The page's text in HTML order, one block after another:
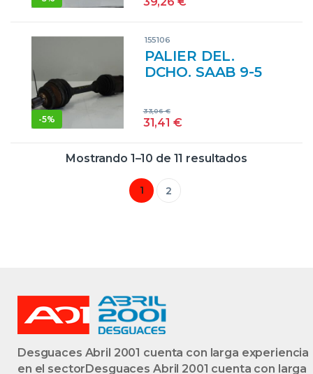
DELANTERAS
DELANTEROS
-5%
155106
PALIER DEL.
DCHO. SAAB 9-5
TURBO B235R
DELANTERO
TRASMISION
31,41 €
33,06€
Mostrando 1–10 de 11 resultados
1 2
Desguaces Abril 2001 cuenta con larga experiencia
en el sectorDesguaces Abril 2001 cuenta con larga